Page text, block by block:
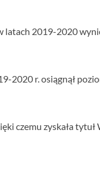
2019-2020
r. osiągnął
czemu zyskała